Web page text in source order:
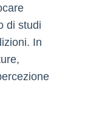
di studi
In